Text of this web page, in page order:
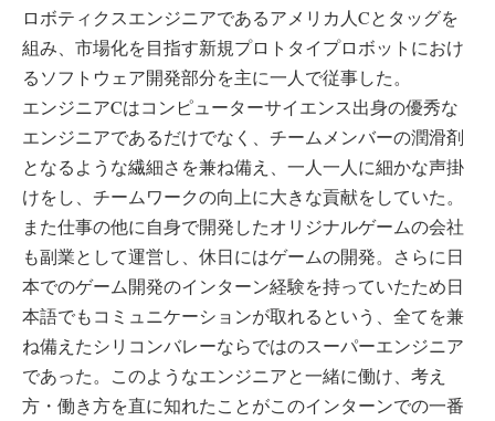
ロボティクスエンジニアであるアメリカ人Cとタッグを
組み、市場化を目指す新規プロトタイプロボットにおけ
るソフトウェア開発部分を主に一人で従事した。
エンジニアCはコンピューターサイエンス出身の優秀な
エンジニアであるだけでなく、チームメンバーの潤滑剤
となるような繊細さを兼ね備え、一人一人に細かな声掛
けをし、チームワークの向上に大きな貢献をしていた。
また仕事の他に自身で開発したオリジナルゲームの会社
も副業として運営し、休日にはゲームの開発。さらに日
本でのゲーム開発のインターン経験を持っていたため日
本語でもコミュニケーションが取れるという、全てを兼
ね備えたシリコンバレーならではのスーパーエンジニア
であった。このようなエンジニアと一緒に働け、考え
方・働き方を直に知れたことがこのインターンでの一番